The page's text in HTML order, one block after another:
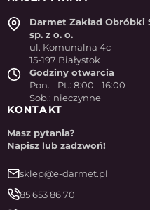
Darmet Zakład Obróbki
sp. z o. o.
ul. Komunalna 4c
15-197 Białystok
Godziny otwarcia
Pon. - Pt.: 8:00 - 16:00
Sob.: nieczynne
KONTAKT
Masz pytania?
Napisz lub zadzwoń!
sklep@e-darmet.pl
85 653 86 70